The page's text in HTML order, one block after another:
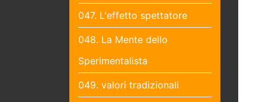
047. L'effetto spettatore
048. La Mente dello
Sperimentalista
049. valori tradizionali